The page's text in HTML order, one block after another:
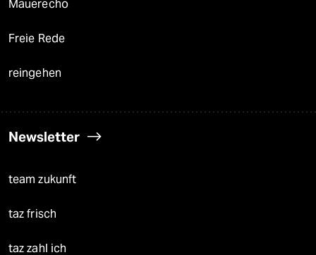
Mauerecho
Freie Rede
reingehen
Newsletter
team zukunft
taz frisch
taz zahl ich